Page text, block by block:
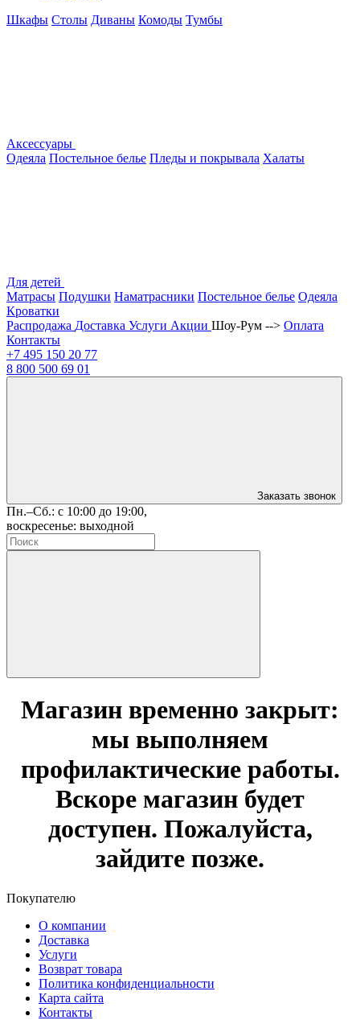
Шкафы Столы Диваны Комоды Тумбы
Аксессуары
Одеяла Постельное белье Пледы и покрывала Халаты
Для детей
Матрасы Подушки Наматрасники Постельное белье Одеяла
Кроватки
Распродажа Доставка Услуги Акции Шоу-Рум --> Оплата
Контакты
+7 495 150 20 77
8 800 500 69 01
Заказать звонок
Пн.–Сб.: с 10:00 до 19:00,
воскресенье: выходной
Магазин временно закрыт:
мы выполняем
профилактические работы.
Вскоре магазин будет
доступен. Пожалуйста,
зайдите позже.
Покупателю
О компании
Доставка
Услуги
Возврат товара
Политика конфиденциальности
Карта сайта
Контакты